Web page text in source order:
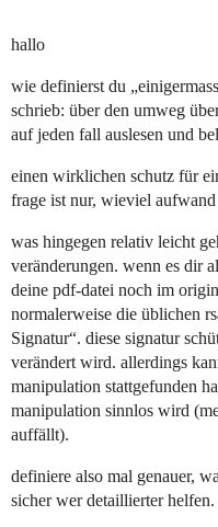
hallo
wie definierst du
schrieb: über den umweg
auf jeden fall auslesen und
einen wirklichen schutz für
frage ist nur, wieviel
was hingegen relativ leicht
veränderungen. wenn es dir
deine pdf-datei noch im
normalerweise die üblichen
Signatur“. diese signatur
verändert wird. allerdings
manipulation stattgefunden
manipulation sinnlos wird
auffällt).
definiere also mal genauer,
sicher wer detaillierter helfen.